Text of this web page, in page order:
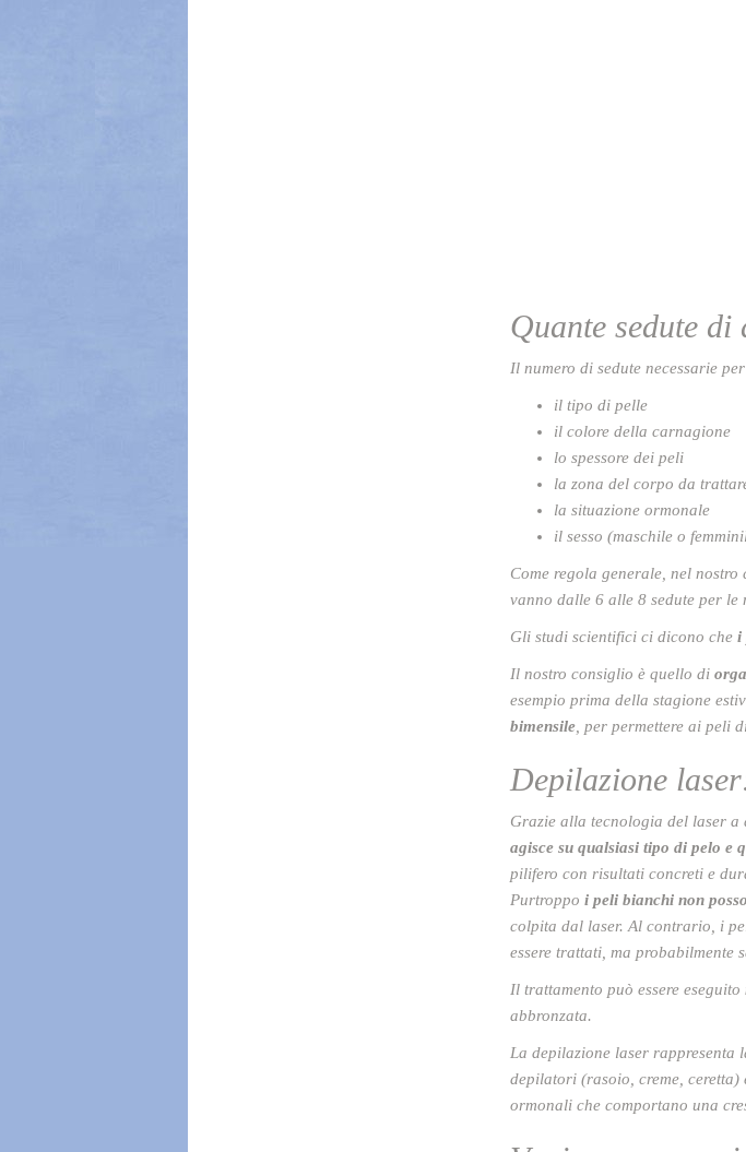
Quante sedute
Il numero di sedute necessarie
il tipo di pelle
il colore della carnagione
lo spessore dei peli
la zona del corpo da
la situazione ormonale
il sesso (maschile o
Come regola generale, nel
vanno dalle 6 alle 8 sedute per
Gli studi scientifici ci dicono che i
Il nostro consiglio è quello di
esempio prima della stagione
bimensile , per permettere ai peli
Depilazione
Grazie alla tecnologia del laser a
agisce su qualsiasi tipo di pelo e
pilifero con risultati concreti e
Purtroppo i peli bianchi non
colpita dal laser. Al contrario, i
essere trattati, ma probabilmente
Il trattamento può essere eseguito
abbronzata.
La depilazione laser rappresenta
depilatori (rasoio, creme,
ormonali che comportano una